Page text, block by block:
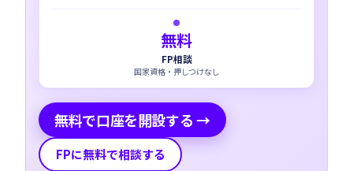
無料
FP相談
国家資格・押しつけなし
無料で口座を開設する →
FPに無料で相談する